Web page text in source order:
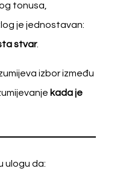
tonusa,
je jednostavan:
stvar.
izbor između
kada je
ulogu da: